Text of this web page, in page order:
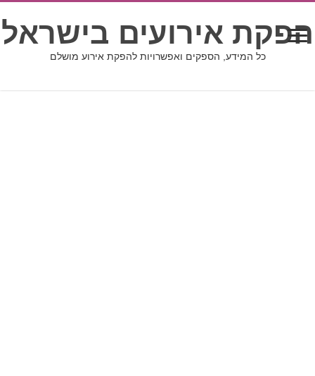
הפקת אירועים בישראל
כל המידע, הספקים ואפשרויות להפקת אירוע מושלם